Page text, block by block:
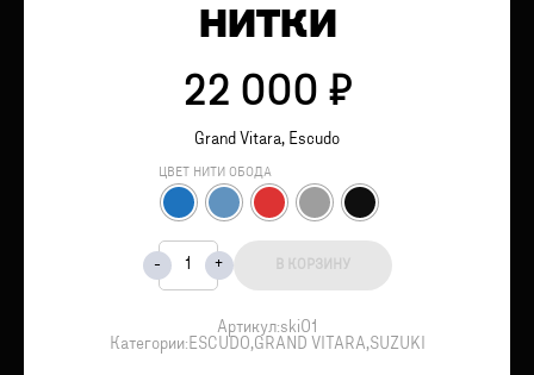
НИТКИ
22 000 ₽
Grand Vitara, Escudo
ЦВЕТ НИТИ ОБОДА
В КОРЗИНУ
Артикул:ski01
Категории: ESCUDO,GRAND VITARA,SUZUKI